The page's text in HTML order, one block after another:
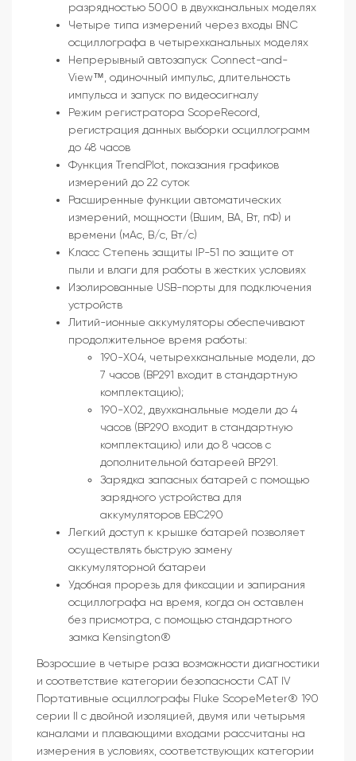
разрядностью 5000 в двухканальных моделях
Четыре типа измерений через входы BNC
осциллографа в четырехканальных моделях
Непрерывный автозапуск Connect-and-
View™, одиночный импульс, длительность
импульса и запуск по видеосигналу
Режим регистратора ScopeRecord,
регистрация данных выборки осциллограмм
до 48 часов
Функция TrendPlot, показания графиков
измерений до 22 суток
Расширенные функции автоматических
измерений, мощности (Вшим, ВА, Вт, пФ) и
времени (мАс, В/с, Вт/с)
Класс Степень защиты IP-51 по защите от
пыли и влаги для работы в жестких условиях
Изолированные USB-порты для подключения
устройств
Литий-ионные аккумуляторы обеспечивают
продолжительное время работы:
190-X04, четырехканальные модели, до
7 часов (BP291 входит в стандартную
комплектацию);
190-X02, двухканальные модели до 4
часов (BP290 входит в стандартную
комплектацию) или до 8 часов с
дополнительной батареей BP291.
Зарядка запасных батарей с помощью
зарядного устройства для
аккумуляторов EBC290
Легкий доступ к крышке батарей позволяет
осуществлять быструю замену
аккумуляторной батареи
Удобная прорезь для фиксации и запирания
осциллографа на время, когда он оставлен
без присмотра, с помощью стандартного
замка Kensington®
Возросшие в четыре раза возможности диагностики
и соответствие категории безопасности CAT IV
Портативные осциллографы Fluke ScopeMeter® 190
серии II с двойной изоляцией, двумя или четырьмя
каналами и плавающими входами рассчитаны на
измерения в условиях, соответствующих категории